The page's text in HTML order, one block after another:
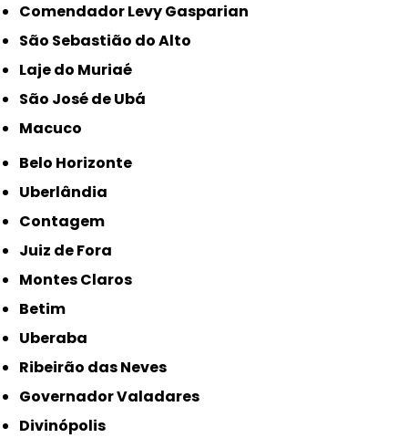
Comendador Levy Gasparian
São Sebastião do Alto
Laje do Muriaé
São José de Ubá
Macuco
Belo Horizonte
Uberlândia
Contagem
Juiz de Fora
Montes Claros
Betim
Uberaba
Ribeirão das Neves
Governador Valadares
Divinópolis